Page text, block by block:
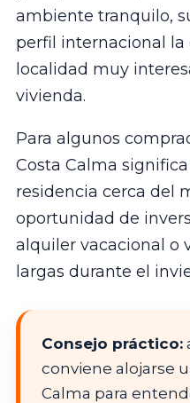
ambiente tranquilo,
perfil internacional la
localidad muy
vivienda.
Para algunos
Costa Calma
residencia cerca del
oportunidad de
alquiler vacacional o
largas durante el
Consejo práctico:
conviene alojarse
Calma para